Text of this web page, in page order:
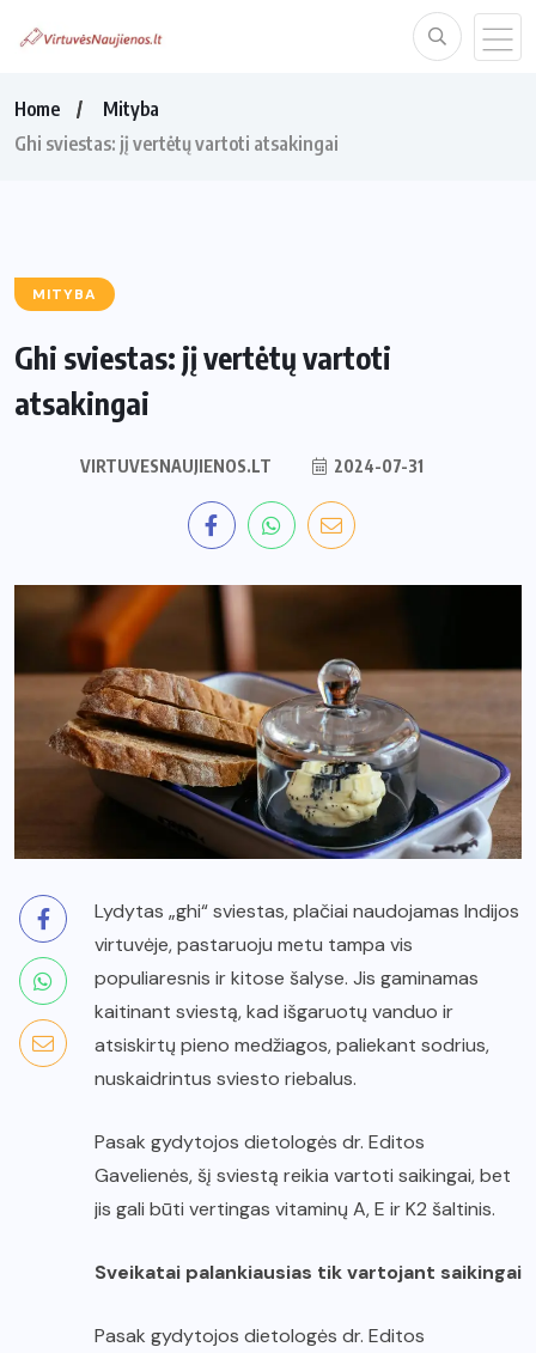
Home
Mityba
Ghi sviestas: jį vertėtų vartoti atsakingai
MITYBA
Ghi sviestas: jį vertėtų vartoti
atsakingai
VIRTUVESNAUJIENOS.LT 2024-07-31
Lydytas „ghi“ sviestas, plačiai naudojamas Indijos
virtuvėje, pastaruoju metu tampa vis
populiaresnis ir kitose šalyse. Jis gaminamas
kaitinant sviestą, kad išgaruotų vanduo ir
atsiskirtų pieno medžiagos, paliekant sodrius,
nuskaidrintus sviesto riebalus.
Pasak gydytojos dietologės dr. Editos
Gavelienės, šį sviestą reikia vartoti saikingai, bet
jis gali būti vertingas vitaminų A, E ir K2 šaltinis.
Sveikatai palankiausias tik vartojant saikingai
Pasak gydytojos dietologės dr. Editos